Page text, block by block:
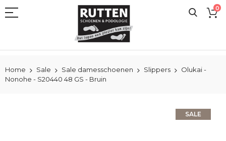
naar
0
Home Sale Sale damesschoenen Slippers
Olukai -
Nonohe - S20440 48 GS - Bruin
SALE